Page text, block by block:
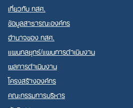
เกี่ยวกับ กสศ.
ข้อมูลสาธารณะองค์กร
อำนาจของ กสศ.
แผนกลยุทธ์/แผนการดำเนินงาน
ผลการดำเนินงาน
โครงสร้างองค์กร
คณะกรรมการบริหาร